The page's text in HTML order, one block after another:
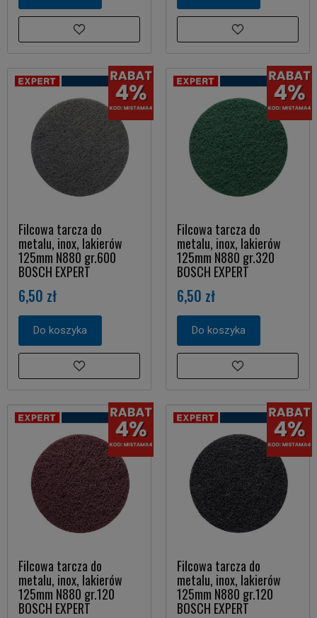
Filcowa tarcza do
metalu, inox, lakierów
125mm N880 gr.600
BOSCH EXPERT
6,50 zł
Do koszyka
Filcowa tarcza do
metalu, inox, lakierów
125mm N880 gr.320
BOSCH EXPERT
6,50 zł
Do koszyka
Filcowa tarcza do
metalu, inox, lakierów
125mm N880 gr.120
BOSCH EXPERT
Filcowa tarcza do
metalu, inox, lakierów
125mm N880 gr.120
BOSCH EXPERT